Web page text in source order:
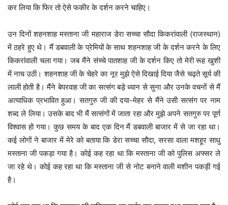
कर लिया कि फिर तो ऐसे फकीर के दर्शन करने चाहिए।
उन दिनों शहनशाह मस्ताना जी महाराज डेरा सच्चा सौदा किकरांवाली (राजस्थान)
में ठहरे हुए थे। मैं डबवाली के प्रेमियों के साथ शहनशाह जी के दर्शन करने के लिए
किकरांवाली चला गया। जब मैंने संच्चे पातशाह जी के दर्शन किए तो मेरी रूह खुशी
में नाच उठी। शहनशाह जी के चेहरे का नूर मुझे ऐसे दिखाई दिया जैसे चढ़ते सूर्य की
लाली होती है। मैंने बेपरवाह जी का सत्संग बड़े ध्यान से सुना और उनके वचनों से मैं
अत्याधिक प्रभावित हुआ। सतगुरु जी की दया-मेहर से मैंने उसी सत्संग पर नाम
शब्द ले लिया। उसके बाद भी मैं सत्संगों में जाता रहा और मुझे अपने सतगुरु पर पूर्ण
विश्वास हो गया। कुछ समय के बाद एक दिन मैं डबवाली बाजार में से जा रहा था।
कई लोगों ने बाजार में मेरे को बताया कि डेरा सच्चा सौदा, सरसा वाला मशहूर साधु
मस्ताना जी पकड़ा गया है। कोई कह रहा था कि मस्ताना जी को पुलिस अफ्सर ले
जा रहे थे। कोई कह रहा था कि मस्ताना जी से नोट बनाने वाली मशीन पकड़ी गई
है।